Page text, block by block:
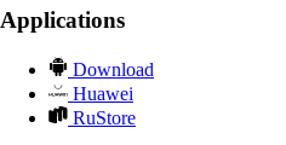
Applications
Download
Huawei
RuStore